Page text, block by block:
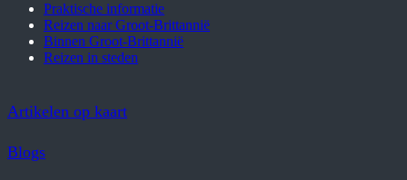
Praktische informatie
Reizen naar Groot-Brittannië
Binnen Groot-Brittannië
Reizen in steden
Artikelen op kaart
Blogs